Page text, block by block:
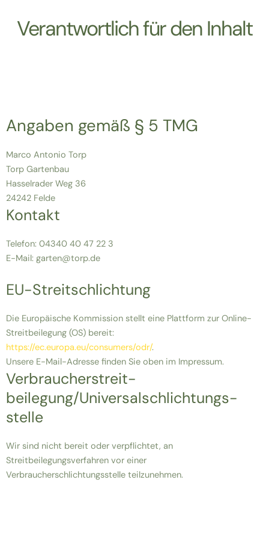
Verantwortlich für den Inhalt
Angaben gemäß § 5 TMG
Marco Antonio Torp
Torp Gartenbau
Hasselrader Weg 36
24242 Felde
Kontakt
Telefon: 04340 40 47 22 3
E-Mail: garten@torp.de
EU-Streitschlichtung
Die Europäische Kommission stellt eine Plattform zur Online-
Streitbeilegung (OS) bereit:
https://ec.europa.eu/consumers/odr/.
Unsere E-Mail-Adresse finden Sie oben im Impressum.
Verbraucher­streit­
beilegung/Universal­schlichtungs­
stelle
Wir sind nicht bereit oder verpflichtet, an
Streitbeilegungsverfahren vor einer
Verbraucherschlichtungsstelle teilzunehmen.